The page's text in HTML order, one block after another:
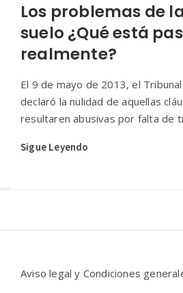
Los problemas de
suelo ¿Qué está
realmente?
El 9 de mayo de 2013, el
declaró la nulidad de aquellas
resultaren abusivas por falta de
Sigue Leyendo
Aviso legal y Condiciones